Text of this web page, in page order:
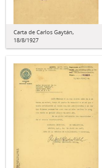
Carta de Carlos Gaytán,
18/8/1927